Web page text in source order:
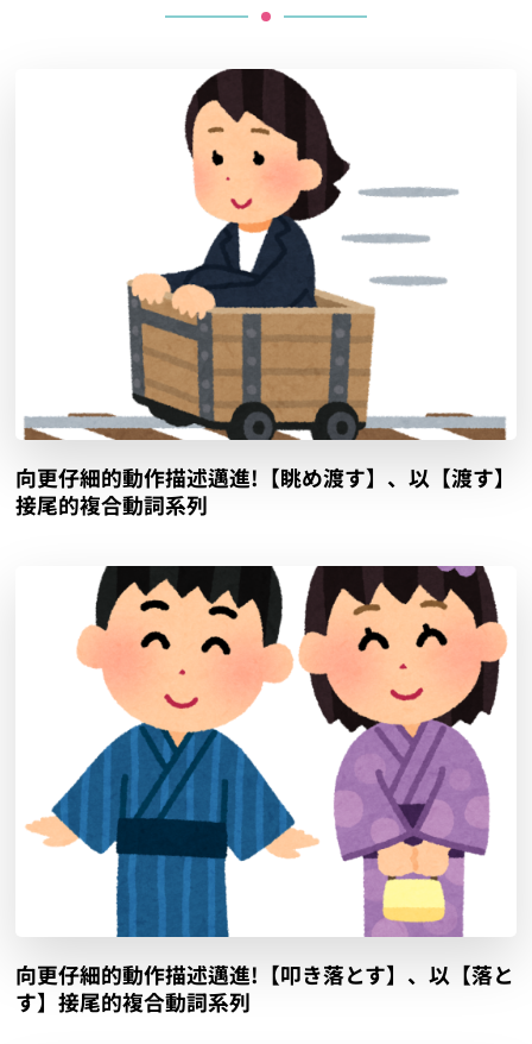
向更仔細的動作描述邁進!【眺め渡す】、以【渡す】
接尾的複合動詞系列
向更仔細的動作描述邁進!【叩き落とす】、以【落と
す】接尾的複合動詞系列